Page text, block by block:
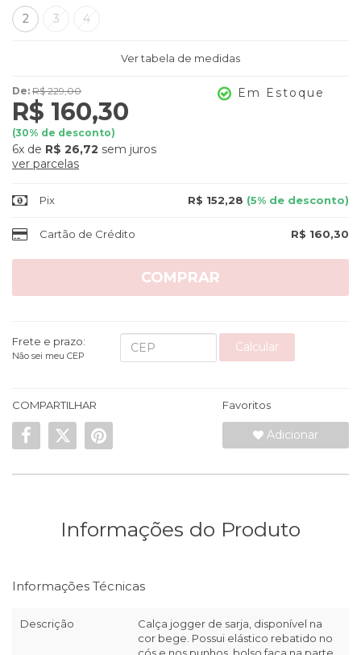
2 3 4
Ver tabela de medidas
De: R$ 229,00
R$ 160,30
(30% de desconto)
6x de R$ 26,72 sem juros
ver parcelas
Em Estoque
Pix R$ 152,28 (5% de desconto)
Cartão de Crédito R$ 160,30
COMPRAR
Frete e prazo:
Não sei meu CEP
Calcular
COMPARTILHAR Favoritos
Adicionar
Informações do Produto
Informações Técnicas
Descrição
Calça jogger de sarja, disponível na
cor bege. Possui elástico rebatido no